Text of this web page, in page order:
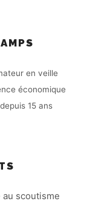
en veille
économique
15 ans
au scoutisme